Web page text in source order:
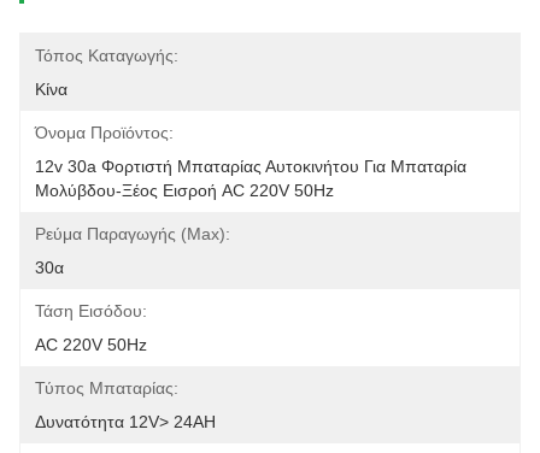
Τόπος Καταγωγής:
Κίνα
Όνομα Προϊόντος:
12v 30a Φορτιστή Μπαταρίας Αυτοκινήτου Για Μπαταρία
Μολύβδου-Ξέος Εισροή AC 220V 50Hz
Ρεύμα Παραγωγής (Max):
30α
Τάση Εισόδου:
AC 220V 50Hz
Τύπος Μπαταρίας:
Δυνατότητα 12V> 24AH